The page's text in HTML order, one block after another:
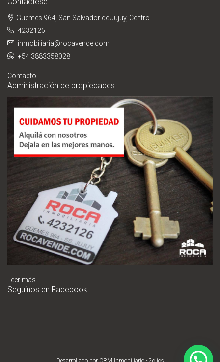
Güemes 964, San Salvador de Jujuy, Centro
4232126
inmobiliaria@rocavende.com
+54 3883358028
Contacto
Administración de propiedades
Leer más
Seguinos en Facebook
Desarrollado por CRM Inmobiliario - 2clics